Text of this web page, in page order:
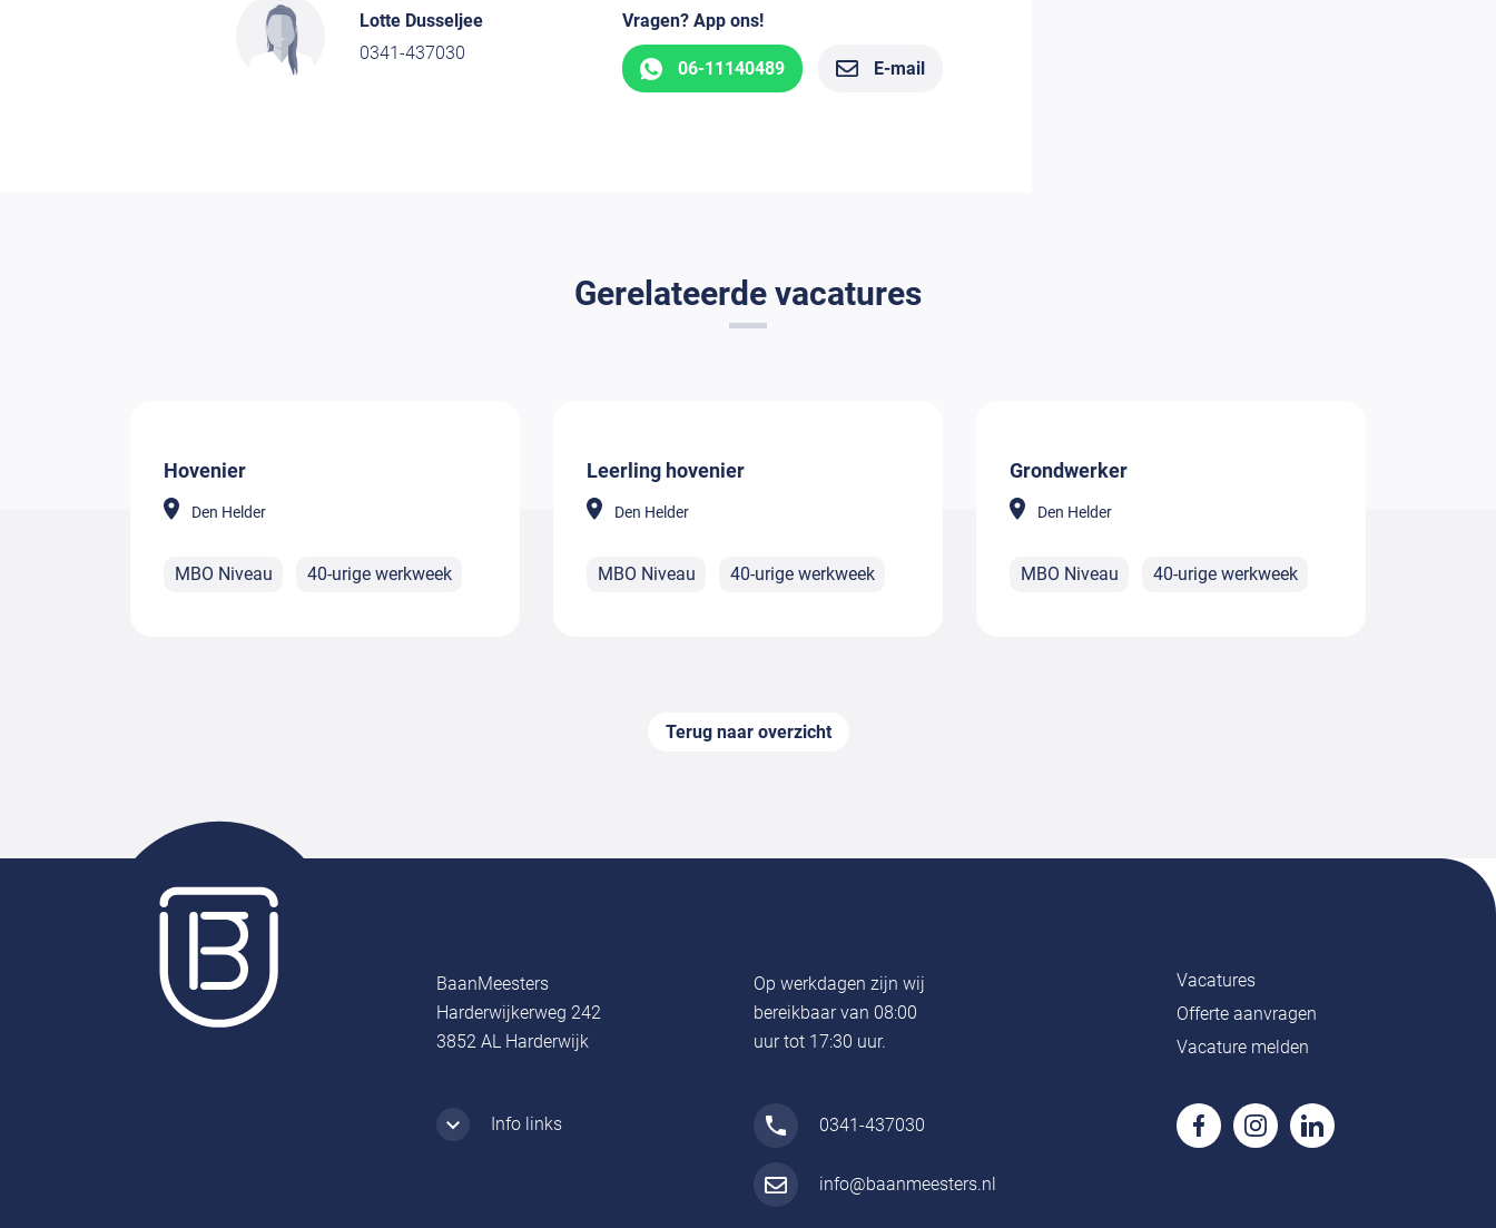
Lotte Dusseljee
0341-437030
Vragen? App ons!
06-11140489 E-mail
Gerelateerde vacatures
Hovenier
Den Helder
MBO Niveau 40-urige werkweek
Leerling hovenier
Den Helder
MBO Niveau 40-urige werkweek
Grondwerker
Den Helder
MBO Niveau 40-urige werkweek
Terug naar overzicht
BaanMeesters
Harderwijkerweg 242
3852 AL Harderwijk
Op werkdagen zijn wij
bereikbaar van 08:00
uur tot 17:30 uur.
Vacatures
Offerte aanvragen
Vacature melden
Info links 0341-437030
info@baanmeesters.nl